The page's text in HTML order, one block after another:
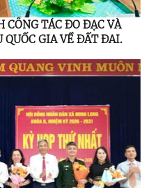
TÁC ĐO ĐẠC VÀ
QUỐC GIA VỀ ĐẤT ĐAI.